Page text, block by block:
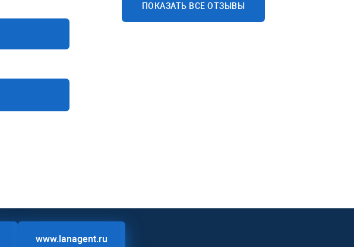
Проведя воспитательную беседу, мы
подняли продуктивность в среднем на
ПОКАЗАТЬ ВСЕ ОТЗЫВЫ
www.lanagent.ru